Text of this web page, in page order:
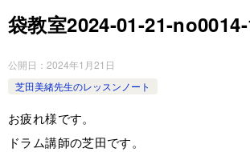
袋教室2024-01-21-
公開日： 2024年1月21日
芝田美緒先生のレッスンノート
お疲れ様です。
ドラム講師の芝田です。